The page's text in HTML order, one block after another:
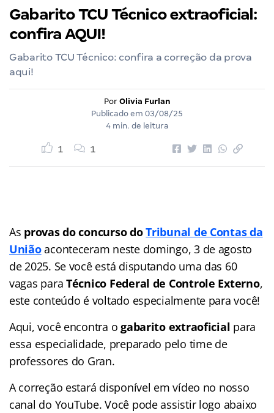
Gabarito TCU Técnico extraoficial:
confira AQUI!
Gabarito TCU Técnico: confira a correção da prova
aqui!
Por Olivia Furlan
Publicado em 03/08/25
4 min. de leitura
1 1
As provas do concurso doTribunal de Contas da
Uniãoaconteceram neste domingo, 3 de agosto
de 2025. Se você está disputando uma das 60
vagas paraTécnico Federal de Controle Externo,
este conteúdo é voltado especialmente para você!
Aqui, você encontra ogabarito extraoficial para
essa especialidade, preparado pelo time de
professores do Gran.
A correção estará disponível em vídeo no nosso
canal do YouTube. Você pode assistir logo abaixo